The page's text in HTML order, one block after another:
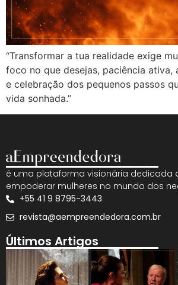
“Transformar a tua realidade exige
foco no que desejas, paciência ativa,
e celebração dos pequenos passos
vida sonhada.”
é uma plataforma visionária dedicada
empoderar mulheres no mundo dos
+55 41 9 8795-3443
revista@aempreendedora.com.br
Últimos Artigos